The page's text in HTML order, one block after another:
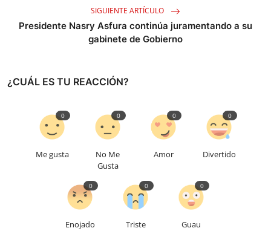
SIGUIENTE ARTÍCULO
Presidente Nasry Asfura continúa juramentando a su
gabinete de Gobierno
¿CUÁL ES TU REACCIÓN?
Me gusta
0
No Me
Gusta
0
Amor
0
Divertido
0
Enojado
0
Triste
0
Guau
0